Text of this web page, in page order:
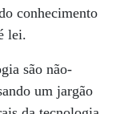
conhecimento
lei.
são não-
um jargão